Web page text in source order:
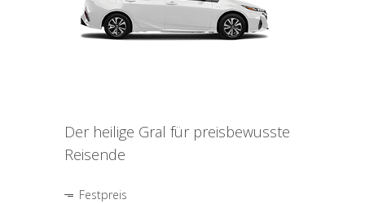
Der heilige Gral für preisbewusste
Reisende
Festpreis